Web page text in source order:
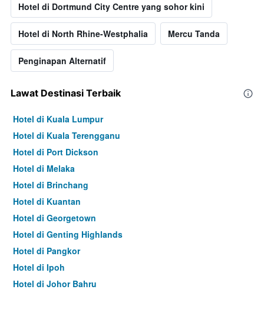
Hotel di Dortmund City Centre yang sohor kini
Hotel di North Rhine-Westphalia Mercu Tanda
Penginapan Alternatif
Lawat Destinasi Terbaik
Hotel di Kuala Lumpur
Hotel di Kuala Terengganu
Hotel di Port Dickson
Hotel di Melaka
Hotel di Brinchang
Hotel di Kuantan
Hotel di Georgetown
Hotel di Genting Highlands
Hotel di Pangkor
Hotel di Ipoh
Hotel di Johor Bahru